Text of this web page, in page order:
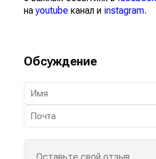
наyoutube канал и instagram.
Обсуждение